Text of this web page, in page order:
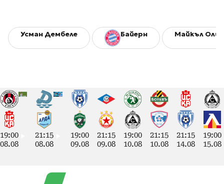
Усман Дембеле Байерн Майкъл
19:00
08.08
21:15
08.08
19:00
09.08
21:15
09.08
19:00
10.08
21:15
10.08
21:15
14.08
19:00
15.08